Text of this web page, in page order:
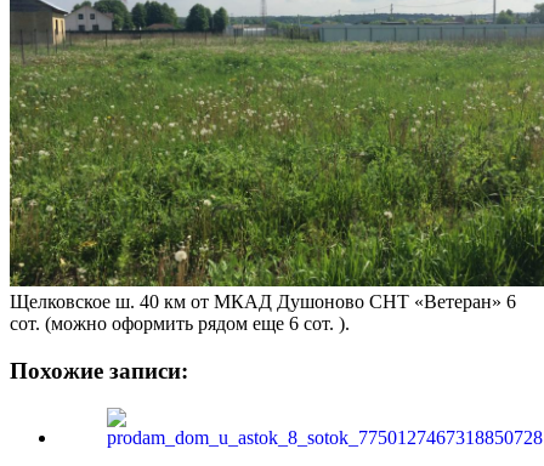
Щелковское ш. 40 км от МКАД Душоново СНТ «Ветеран» 6
сот. (можно оформить рядом еще 6 сот. ).
Похожие записи: